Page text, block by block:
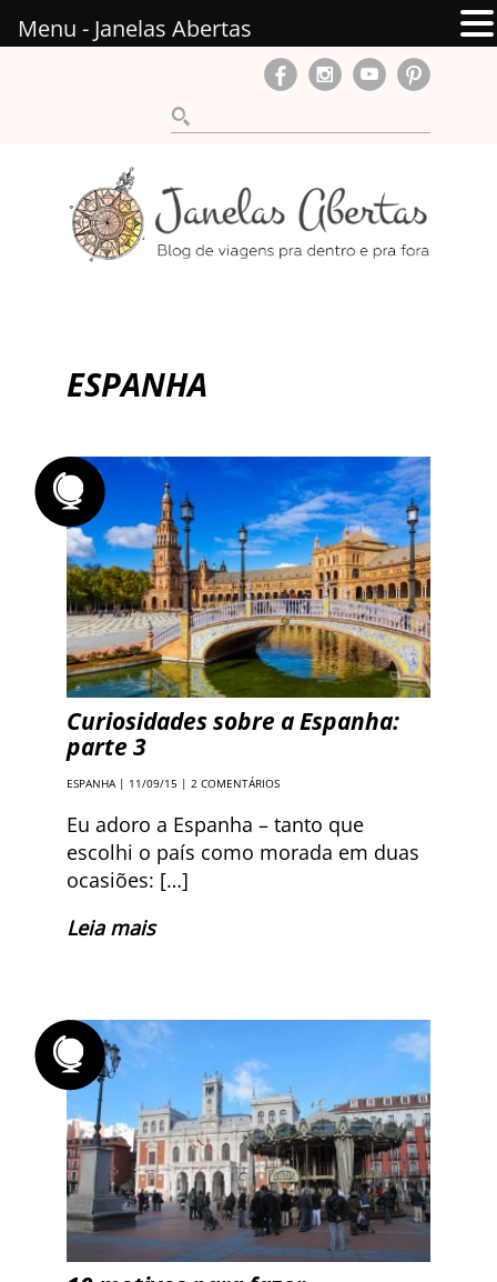
ESPANHA
Curiosidades sobre a Espanha:
parte 3
ESPANHA| 11/09/15 | 2 COMENTÁRIOS
Eu adoro a Espanha – tanto que
escolhi o país como morada em duas
ocasiões: […]
Leia mais
Menu - Janelas Abertas